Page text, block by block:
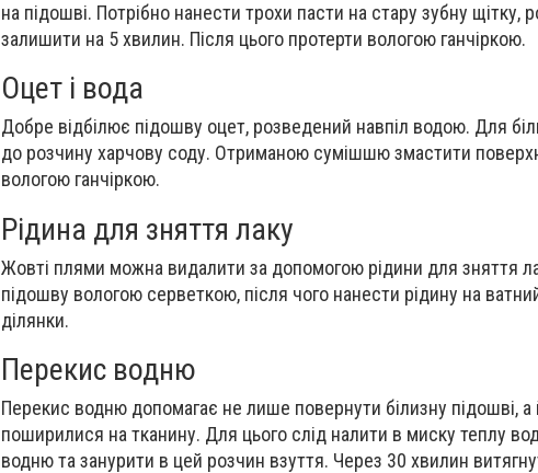
на підошві. Потрібно нанести трохи пасти на стару зубну щітку,
залишити на 5 хвилин. Після цього протерти вологою ганчіркою.
Оцет і вода
Добре відбілює підошву оцет, розведений навпіл водою. Для
до розчину харчову соду. Отриманою сумішшю змастити
вологою ганчіркою.
Рідина для зняття лаку
Жовті плями можна видалити за допомогою рідини для зняття
підошву вологою серветкою, після чого нанести рідину на
ділянки.
Перекис водню
Перекис водню допомагає не лише повернути білизну підошві,
поширилися на тканину. Для цього слід налити в миску теплу
водню та занурити в цей розчин взуття. Через 30 хвилин